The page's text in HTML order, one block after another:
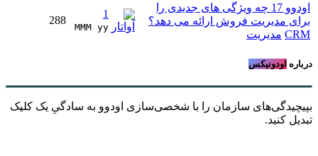
اودوو 17 چه ویژگی های جدیدی را
برای مدیریت فروش ارائه می دهد؟
CRM مدیریت
1
MMM yy
288
درباره اودونیکس
بپیچیدگی‌های سازمان را با شخصی‌سازی اودوو به سادگیِ یک کلیک
تبدیل کنید.